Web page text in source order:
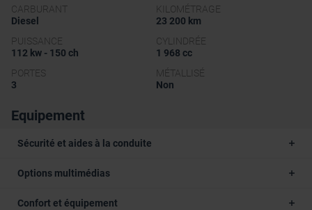
CARBURANT
Diesel
KILOMÉTRAGE
23 200 km
PUISSANCE
112 kw - 150 ch
CYLINDRÉE
1 968 cc
PORTES
3
MÉTALLISÉ
Non
Equipement
Sécurité et aides à la conduite
Options multimédias
Confort et équipement